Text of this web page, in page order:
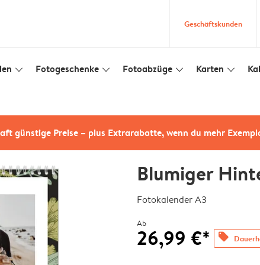
Geschäftskunden
slim_arrow_down Fotogeschenke slim_arrow_down Fotoabzüge slim_arrow_down Karten slim_arrow_down
günstige Preise – plus Extrarabatte, wenn du mehr
Blumiger
Fotokalender A3
Ab
26,99 €* offers